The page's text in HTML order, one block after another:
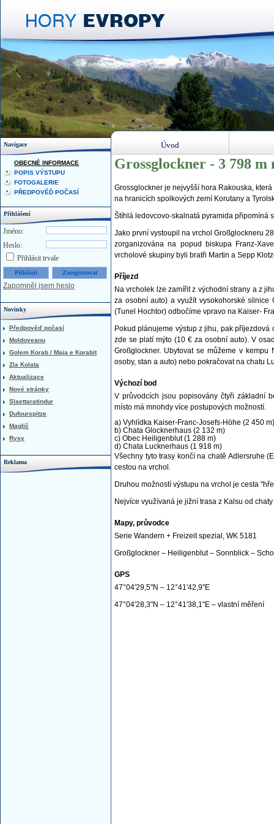
Grossglockner - 3 798 m
Grossglockner je nejvyšší hora Rakouska,
na hranicích spolkových zemí Korutany a
Štíhlá ledovcovo-skalnatá pyramida připomíná
Jako první vystoupil na vrchol Großglockneru
zorganizována na popud biskupa Franz-
vrcholové skupiny byli bratři Martin a Sepp
Příjezd
Na vrcholek lze zamířit z východní strany a z
za osobní auto) a využít vysokohorské silnice
(Tunel Hochtor) odbočíme vpravo na Kaiser-
Pokud plánujeme výstup z jihu, pak
zde se platí mýto (10 € za osobní auto). V
Großglockner. Ubytovat se můžeme v
osoby, stan a auto) nebo pokračovat na chatu
Výchozí bod
V průvodcích jsou popisovány čtyři základní
místo má mnohdy více postupových možností.
a) Vyhlídka Kaiser-Franc-Josefs-Höhe (2 450 m)
b) Chata Glocknerhaus (2 132 m)
c) Obec Heiligenblut (1 288 m)
d) Chata Lucknerhaus (1 918 m)
Všechny tyto trasy končí na chatě Adlersruhe
cestou na vrchol.
Druhou možností výstupu na vrchol je cesta
Nejvíce využívaná je jižní trasa z Kalsu od
Mapy, průvodce
Serie Wandern + Freizeit spezial, WK 5181
Großglockner – Heiligenblut – Sonnblick –
GPS
47°04'29,5"N – 12°41'42,9"E
47°04'28,3"N – 12°41'38,1"E – vlastní měření
Navigace
OBECNÉ INFORMACE
POPIS VÝSTUPU
FOTOGALERIE
PŘEDPOVĚĎ POČASÍ
Přihlášení
Jméno:
Heslo:
Přihlásit trvale
Zapomněl jsem heslo
Novinky
Předpověď počasí
Moldoveanu
Golem Korab / Maja e Korabit
Zla Kolata
Aktualizace
Nové stránky
Slaettaratindur
Dufourspitze
Maglič
Rysy
Reklama
Úvod